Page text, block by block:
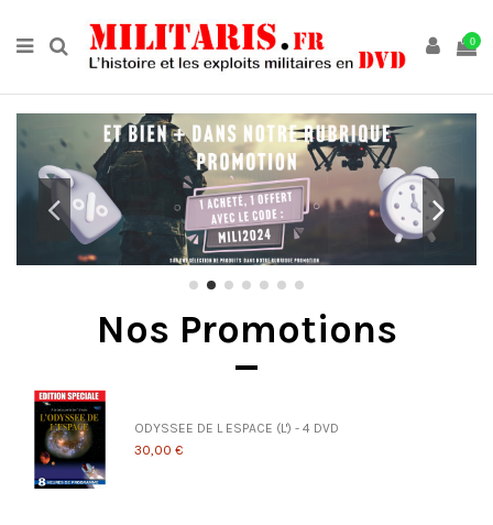
0
Nos Promotions
ODYSSEE DE L ESPACE (L') - 4 DVD
30,00 €